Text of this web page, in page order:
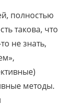
полностью
такова, что
не знать,
методы.